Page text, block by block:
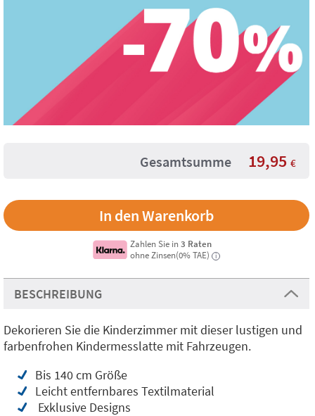
Gesamtsumme 19,95 €
Zahlen Sie in3 Raten
ohne Zinsen(0% TAE)
i
BESCHREIBUNG
Dekorieren Sie die Kinderzimmer mit dieser lustigen und
farbenfrohen Kindermesslatte mit Fahrzeugen.
Bis 140 cm Größe
Leicht entfernbares Textilmaterial
Exklusive Designs